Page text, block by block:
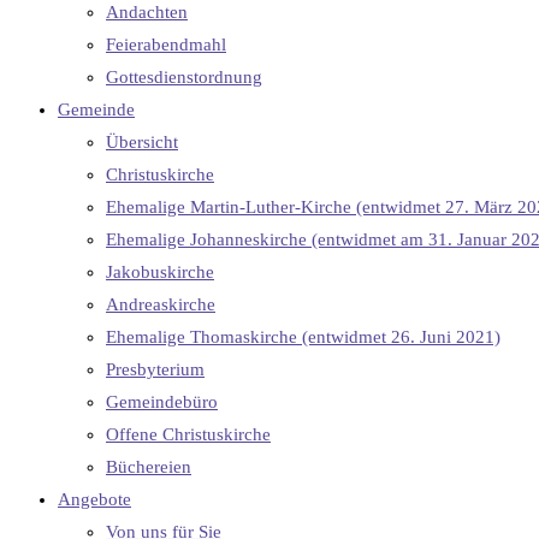
Andachten
Feierabendmahl
Gottesdienstordnung
Gemeinde
Übersicht
Christuskirche
Ehemalige Martin-Luther-Kirche (entwidmet 27. März
Ehemalige Johanneskirche (entwidmet am 31. Januar
Jakobuskirche
Andreaskirche
Ehemalige Thomaskirche (entwidmet 26. Juni 2021)
Presbyterium
Gemeindebüro
Offene Christuskirche
Büchereien
Angebote
Von uns für Sie